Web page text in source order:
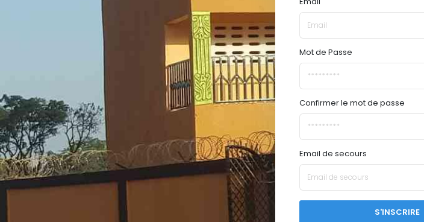
Mot de Passe
Confirmer le mot de passe
Email de secours
S'INSCRIRE